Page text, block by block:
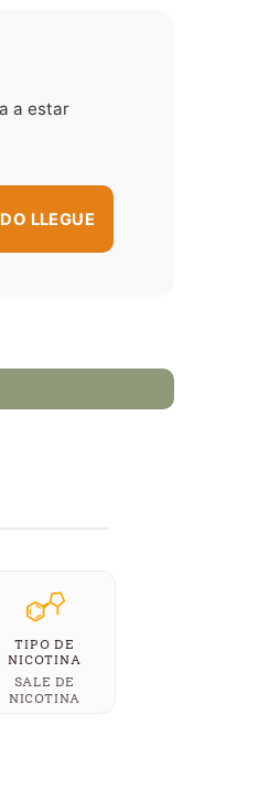
a estar
LLEGUE
TIPO DE
NICOTINA
SALE DE
NICOTINA